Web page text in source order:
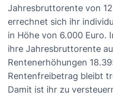
Jahresbruttorente von
errechnet sich ihr
in Höhe von 6.000 Euro.
ihre Jahresbruttorente
Rentenerhöhungen
Rentenfreibetrag bleibt
Damit ist ihr zu